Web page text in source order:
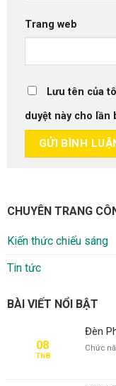
Trang web
Lưu tên của
duyệt này cho lần
CHUYÊN TRANG
Kiến thức chiếu sáng
Tin tức
BÀI VIẾT NỔI BẬT
08
Th8
Đèn
Chức